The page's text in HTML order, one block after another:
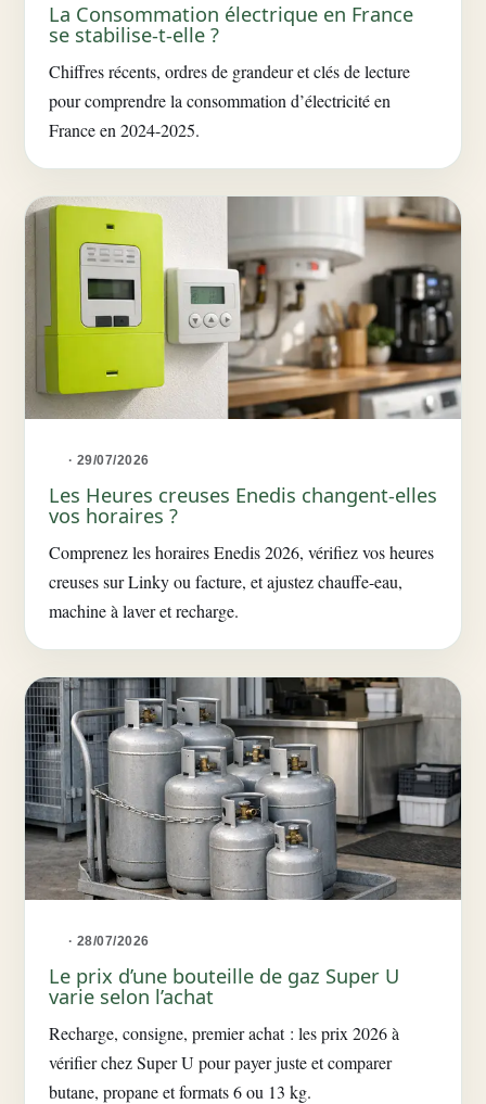
La Consommation électrique en France
se stabilise-t-elle ?
Chiffres récents, ordres de grandeur et clés de lecture
pour comprendre la consommation d’électricité en
France en 2024-2025.
· 29/07/2026
Les Heures creuses Enedis changent-elles
vos horaires ?
Comprenez les horaires Enedis 2026, vérifiez vos heures
creuses sur Linky ou facture, et ajustez chauffe-eau,
machine à laver et recharge.
· 28/07/2026
Le prix d’une bouteille de gaz Super U
varie selon l’achat
Recharge, consigne, premier achat : les prix 2026 à
vérifier chez Super U pour payer juste et comparer
butane, propane et formats 6 ou 13 kg.